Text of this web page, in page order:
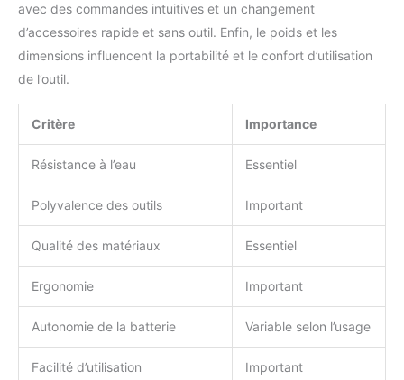
avec des commandes intuitives et un changement
d’accessoires rapide et sans outil. Enfin, le poids et les
dimensions influencent la portabilité et le confort d’utilisation
de l’outil.
Critère Importance
Résistance à l’eau Essentiel
Polyvalence des outils Important
Qualité des matériaux Essentiel
Ergonomie Important
Autonomie de la batterie Variable selon l’usage
Facilité d’utilisation Important